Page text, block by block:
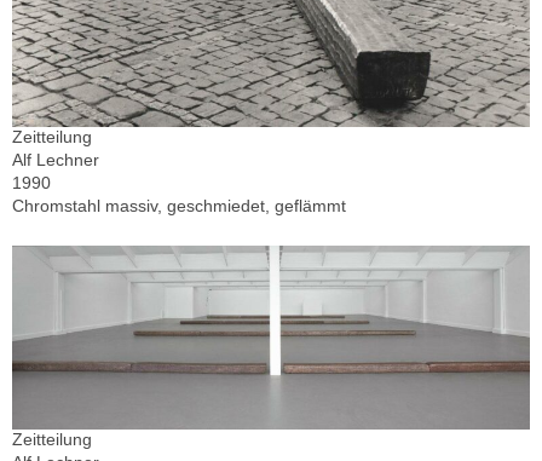
Zeitteilung
Alf Lechner
1990
Chromstahl massiv, geschmiedet, geflämmt
Zeitteilung